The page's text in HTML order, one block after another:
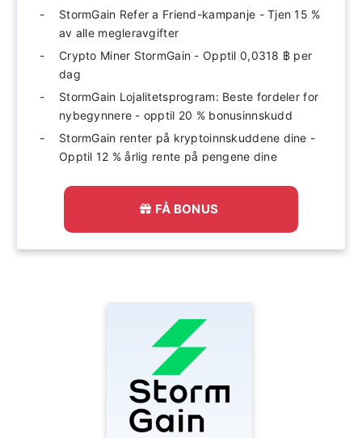
StormGain Refer a Friend-kampanje - Tjen 15 %
av alle megleravgifter
Crypto Miner StormGain - Opptil 0,0318 ฿ per
dag
StormGain Lojalitetsprogram: Beste fordeler for
nybegynnere - opptil 20 % bonusinnskudd
StormGain renter på kryptoinnskuddene dine -
Opptil 12 % årlig rente på pengene dine
FÅ BONUS